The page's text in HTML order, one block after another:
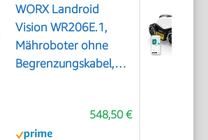
WORX Landroid
Vision WR206E.1,
Mähroboter ohne
Begrenzungskabel,
548,50 €